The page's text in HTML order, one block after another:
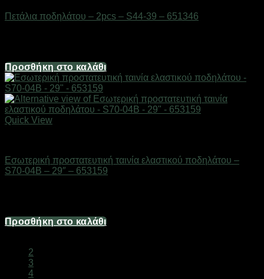
Πετάλια ποδηλάτου – 2pcs – S44-39 – 651346
Προσθήκη στο καλάθι
Quick View
Εσωτερική προστατευτική ταινία ελαστικού ποδηλάτου –
S70-04B – 29″ – 653159
Προσθήκη στο καλάθι
2
3
4